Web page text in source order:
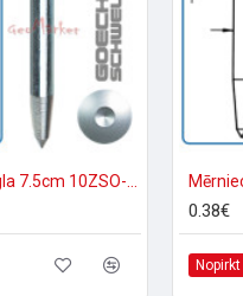
0.38€
Nopirkt